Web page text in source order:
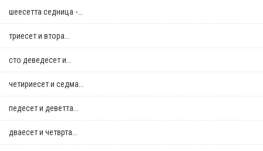
шеесетта седница -...
триесет и втора...
сто деведесет и...
четириесет и седма...
педесет и деветта...
дваесет и четврта...